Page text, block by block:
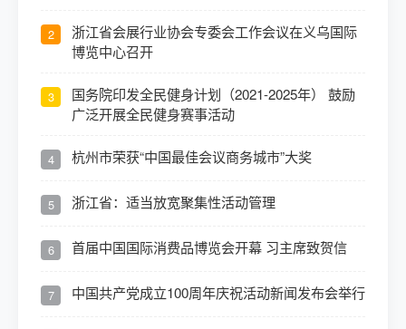
2
浙江省会展行业协会专委会工作会议在义乌国际
博览中心召开
3
国务院印发全民健身计划（2021-2025年） 鼓励
广泛开展全民健身赛事活动
4 杭州市荣获“中国最佳会议商务城市”大奖
5 浙江省：适当放宽聚集性活动管理
6 首届中国国际消费品博览会开幕 习主席致贺信
7 中国共产党成立100周年庆祝活动新闻发布会举行